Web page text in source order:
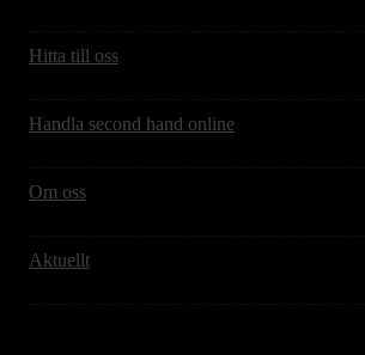
Hitta till oss
Handla second hand online
Om oss
Aktuellt